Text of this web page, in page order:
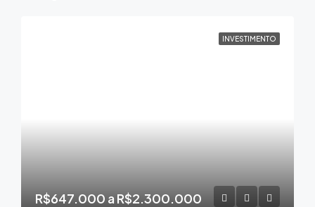
INVESTIMENTO
R$647.000 a R$2.300.000